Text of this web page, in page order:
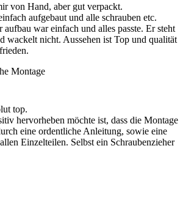
von Hand, aber gut verpackt.
aufgebaut und alle schrauben etc.
aufbau war einfach und alles passte. Er steht
wackelt nicht. Aussehen ist Top und qualität
Montage
top.
hervorheben möchte ist, dass die Montage
eine ordentliche Anleitung, sowie eine
Einzelteilen. Selbst ein Schraubenzieher